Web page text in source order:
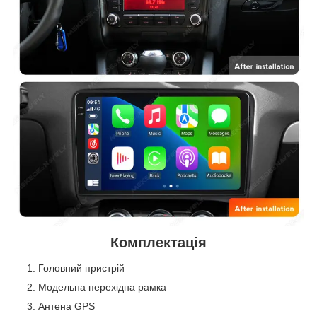
Комплектація
Головний пристрій
Модельна перехідна рамка
Антена GPS